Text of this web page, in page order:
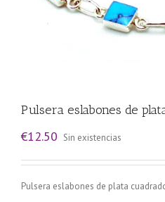
Pulsera eslabones de
€12.50 Sin existencias
Pulsera eslabones de plata